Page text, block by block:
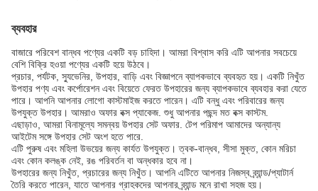
ব্যবহার
বাজারে পরিবেশ বান্ধব পণ্যের একটি বড় চাহিদা। আমরা বিশ্বাস করি এটি আপনার সবচেয়ে
বেশি বিক্রি হওয়া পণ্যের একটি হয়ে উঠবে।
প্রচার, পর্যটক, স্যুভেনির, উপহার, বাড়ি এবং বিজ্ঞাপনে ব্যাপকভাবে ব্যবহৃত হয়। একটি নিখুঁত
উপহার পণ্য এবং কর্পোরেশন এবং বিয়েতে ফেরত উপহারের জন্য ব্যাপকভাবে ব্যবহার করা যেতে
পারে। আপনি আপনার লোগো কাস্টমাইজ করতে পারেন। এটি বন্ধু এবং পরিবারের জন্য
উপযুক্ত উপহার। আমরাও অফার বক্স প্যাকেজ. শুধু আপনার পছন্দ মত বক্স কাস্টম.
এছাড়াও, আমরা বিনামূল্যে সমন্বয় উপহার সেট অফার. টেপ পরিমাপ আমাদের অন্যান্য
আইটেম সঙ্গে উপহার সেট অংশ হতে পারে.
এটি পুরুষ এবং মহিলা উভয়ের জন্য কার্যত উপযুক্ত। ত্বক-বান্ধব, সীসা মুক্ত, কোন মরিচা
এবং কোন কলঙ্ক নেই, রঙ পরিবর্তন বা অন্ধকার হবে না।
উপহারের জন্য নিখুঁত, প্রচারের জন্য নিখুঁত। আপনি এটিতে আপনার নিজস্ব ব্র্যান্ড/প্যাটার্ন
তৈরি করতে পারেন, যাতে আপনার গ্রাহকদের আপনার ব্র্যান্ড মনে রাখা সহজ হয়।